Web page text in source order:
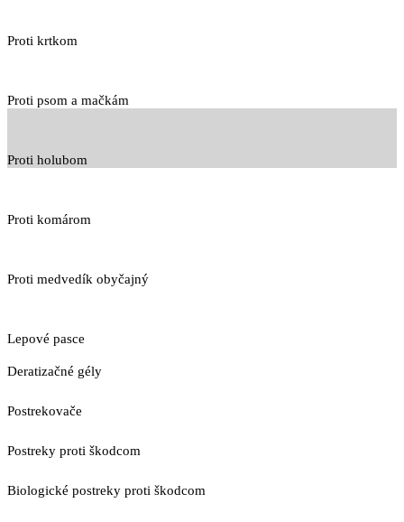
Proti krtkom
Proti psom a mačkám
Proti holubom
Proti komárom
Proti medvedík obyčajný
Lepové pasce
Deratizačné gély
Postrekovače
Postreky proti škodcom
Biologické postreky proti škodcom